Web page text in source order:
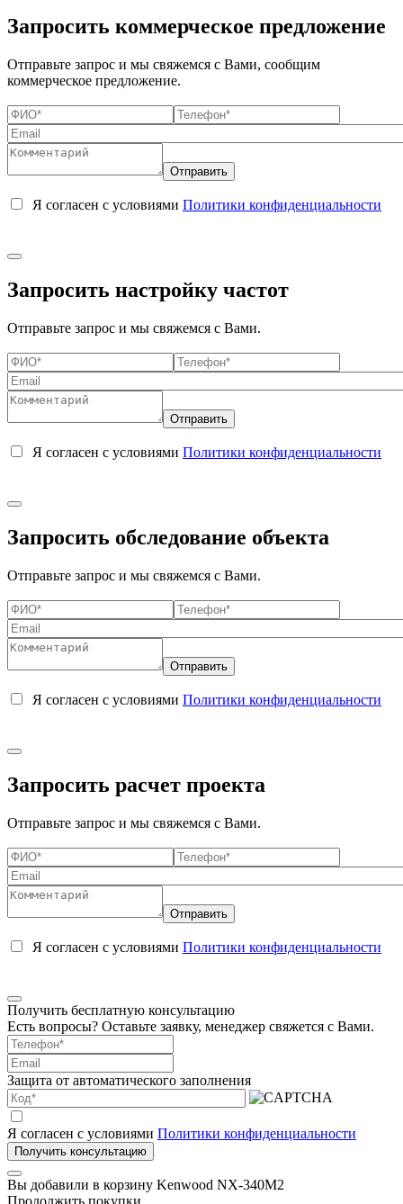
Запросить коммерческое предложение
Отправьте запрос и мы свяжемся с Вами, сообщим
коммерческое предложение.
Я согласен с условиями Политики конфиденциальности
Запросить настройку частот
Отправьте запрос и мы свяжемся с Вами.
Я согласен с условиями Политики конфиденциальности
Запросить обследование объекта
Отправьте запрос и мы свяжемся с Вами.
Я согласен с условиями Политики конфиденциальности
Запросить расчет проекта
Отправьте запрос и мы свяжемся с Вами.
Я согласен с условиями Политики конфиденциальности
Получить бесплатную консультацию
Есть вопросы? Оставьте заявку, менеджер свяжется с Вами.
Защита от автоматического заполнения
Я согласен с условиями Политики конфиденциальности
Вы добавили в корзину Kenwood NX-340M2
Продолжить покупки